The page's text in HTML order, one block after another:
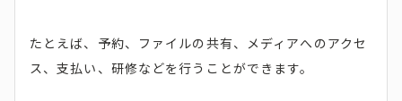
たとえば、予約、ファイルの共有、メディアへのアクセ
ス、支払い、研修などを行うことができます。